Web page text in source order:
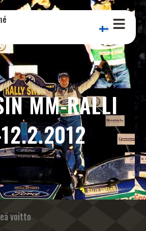
MM-RALLI
voitto